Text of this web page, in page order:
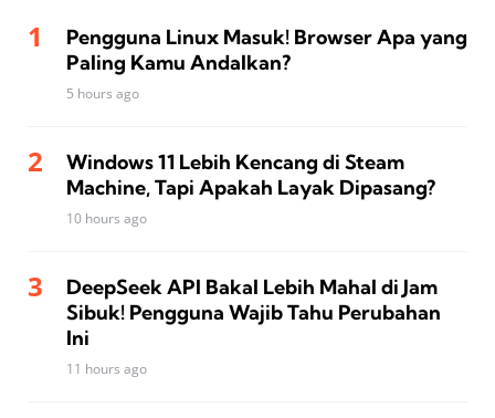
Pengguna Linux Masuk! Browser Apa yang
Paling Kamu Andalkan?
5 hours ago
Windows 11 Lebih Kencang di Steam
Machine, Tapi Apakah Layak Dipasang?
10 hours ago
DeepSeek API Bakal Lebih Mahal di Jam
Sibuk! Pengguna Wajib Tahu Perubahan
Ini
11 hours ago